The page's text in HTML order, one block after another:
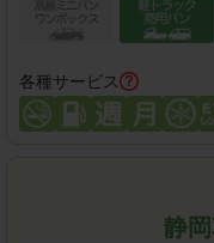
各種サービス
静